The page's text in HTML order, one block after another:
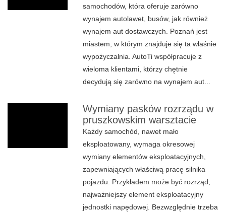
samochodów, która oferuje zarówno
wynajem autolawet, busów, jak również
wynajem aut dostawczych. Poznań jest
miastem, w którym znajduje się ta właśnie
wypożyczalnia. AutoTi współpracuje z
wieloma klientami, którzy chętnie
decydują się zarówno na wynajem aut...
Wymiany pasków rozrządu w
pruszkowskim warsztacie
Każdy samochód, nawet mało
eksploatowany, wymaga okresowej
wymiany elementów eksploatacyjnych,
zapewniających właściwą pracę silnika
pojazdu. Przykładem może być rozrząd,
najważniejszy element eksploatacyjny
jednostki napędowej. Bezwzględnie trzeba